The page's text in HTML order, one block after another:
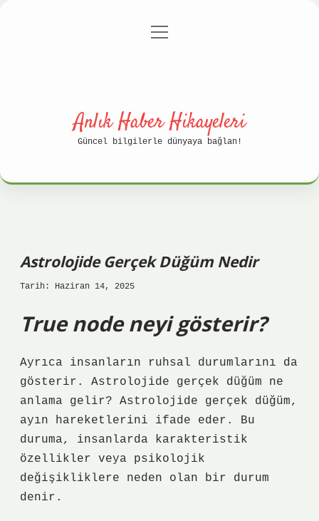
Gizlilik Politikası
menüyü
Anlık Haber Hikayeleri
Güncel bilgilerle dünyaya bağlan!
Astrolojide Gerçek Düğüm Nedir
Tarih: Haziran 14, 2025
True node neyi gösterir?
Ayrıca insanların ruhsal durumlarını da
gösterir. Astrolojide gerçek düğüm ne
anlama gelir? Astrolojide gerçek düğüm,
ayın hareketlerini ifade eder. Bu
duruma, insanlarda karakteristik
özellikler veya psikolojik
değişikliklere neden olan bir durum
denir.